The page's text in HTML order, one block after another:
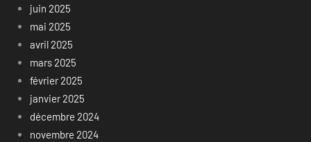
juin 2025
mai 2025
avril 2025
mars 2025
février 2025
janvier 2025
décembre 2024
novembre 2024